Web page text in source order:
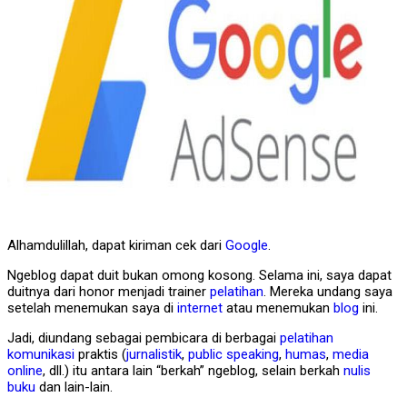
Alhamdulillah, dapat kiriman cek dari Google.
Ngeblog dapat duit bukan omong kosong. Selama ini, saya dapat
duitnya dari honor menjadi trainer pelatihan. Mereka undang saya
setelah menemukan saya di internet atau menemukan blog ini.
Jadi, diundang sebagai pembicara di berbagai pelatihan
komunikasi praktis (jurnalistik, public speaking, humas, media
online, dll.) itu antara lain “berkah” ngeblog, selain berkah nulis
buku dan lain-lain.